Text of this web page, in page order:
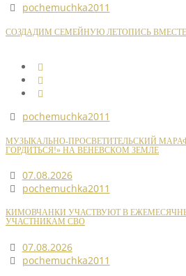
pochemuchka2011
СОЗДАДИМ СЕМЕЙНУЮ ЛЕТОПИСЬ ВМЕСТЕ
pochemuchka2011
МУЗЫКАЛЬНО-ПРОСВЕТИТЕЛЬСКИЙ
ГОРДИТЬСЯ!» НА ВЕНЕВСКОМ ЗЕМЛЕ
07.08.2026
pochemuchka2011
КИМОВЧАНКИ УЧАСТВУЮТ В
УЧАСТНИКАМ СВО
07.08.2026
pochemuchka2011